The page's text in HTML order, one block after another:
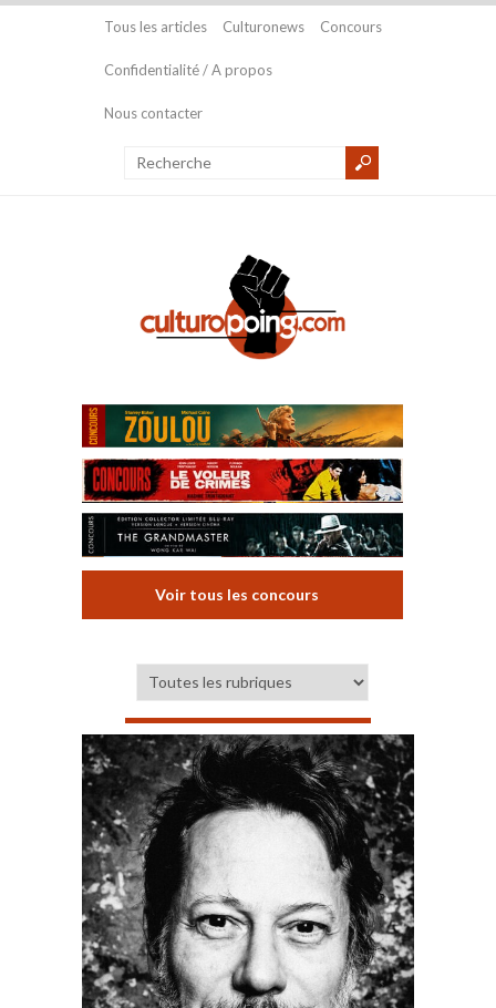
Tous les articles Culturonews Concours
Confidentialité / A propos
Nous contacter
Voir tous les concours